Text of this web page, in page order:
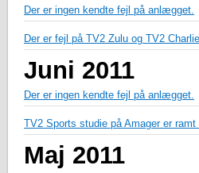
Der er ingen kendte fejl på anlægget.
Der er fejl på TV2 Zulu og TV2
Juni 2011
Der er ingen kendte fejl på anlægget.
TV2 Sports studie på Amager er
Maj 2011